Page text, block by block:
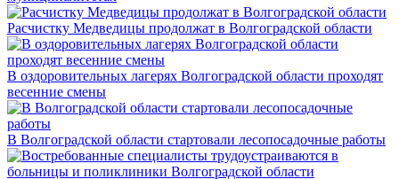
Расчистку Медведицы продолжат в Волгоградской области
В оздоровительных лагерях Волгоградской области проходят
весенние смены
В Волгоградской области стартовали лесопосадочные работы